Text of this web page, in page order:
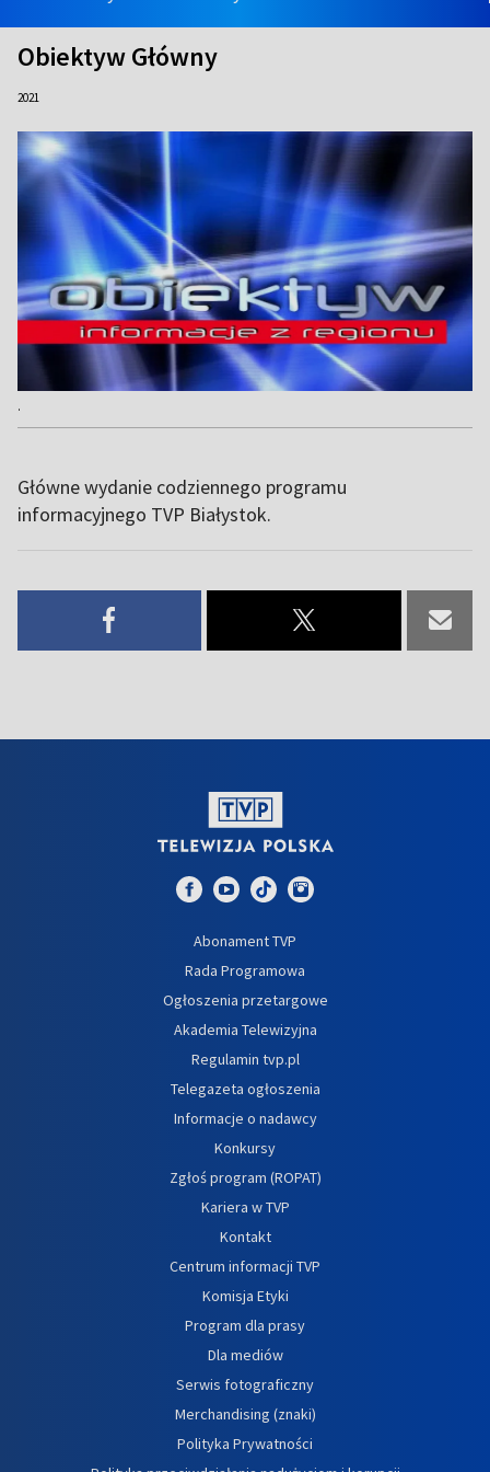
Obiektyw Główny
2021
.
Główne wydanie codziennego programu
informacyjnego TVP Białystok.
Abonament TVP
Rada Programowa
Ogłoszenia przetargowe
Akademia Telewizyjna
Regulamin tvp.pl
Telegazeta ogłoszenia
Informacje o nadawcy
Konkursy
Zgłoś program (ROPAT)
Kariera w TVP
Kontakt
Centrum informacji TVP
Komisja Etyki
Program dla prasy
Dla mediów
Serwis fotograficzny
Merchandising (znaki)
Polityka Prywatności